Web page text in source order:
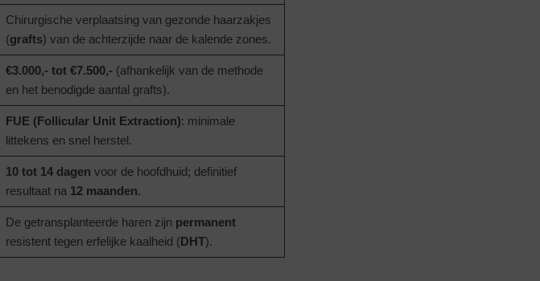
Chirurgische verplaatsing van gezonde haarzakjes
(grafts) van de achterzijde naar de kalende zones.
€3.000,- tot €7.500,- (afhankelijk van de methode
en het benodigde aantal grafts).
FUE (Follicular Unit Extraction): minimale
littekens en snel herstel.
10 tot 14 dagen voor de hoofdhuid; definitief
resultaat na 12 maanden.
De getransplanteerde haren zijn permanent
resistent tegen erfelijke kaalheid (DHT).